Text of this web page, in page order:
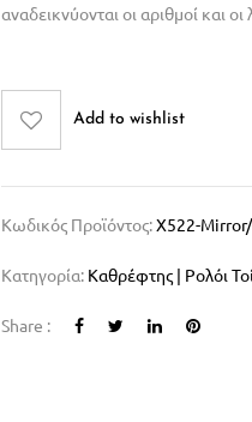
αναδεικνύονται οι αριθμοί και
Add to wishlist
Κωδικός Προϊόντος:X522-
Κατηγορία: Καθρέφτης | Ρολόι
Share :